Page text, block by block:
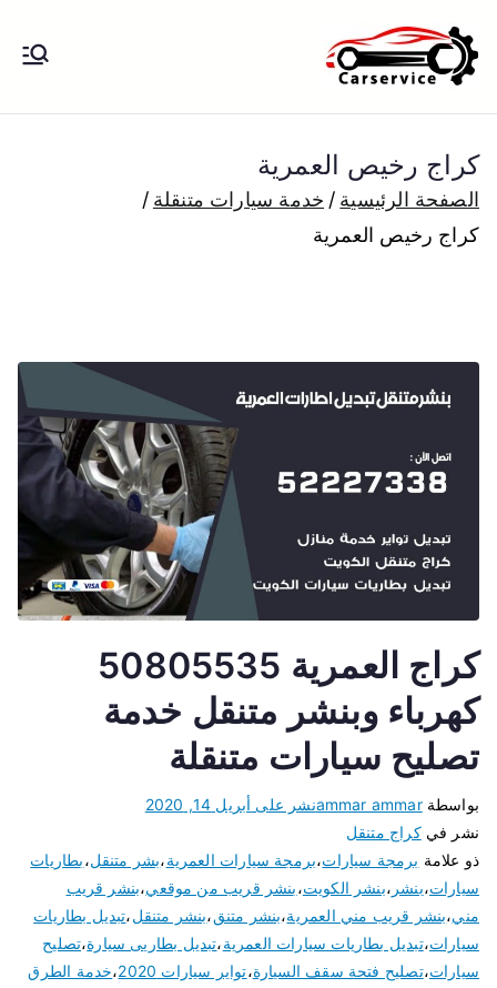
إلى
المحتوى
بنشر متنقل الكويت كهرباء وبنشر تبديل
بارخص الاسعار
كراج رخيص العمرية
الصفحة الرئيسية
خدمة سيارات متنقلة
كراج رخيص العمرية
كراج العمرية 50805535
كهرباء وبنشر متنقل خدمة
تصليح سيارات متنقلة
بواسطةammar ammarنشر على أبريل 14, 2020
نشر فيكراج متنقل
ذو علامة برمجة سيارات،برمجة سيارات العمرية،بشر متنقل،بطاريات
سيارات،بنشر ،بنشر الكويت،بنشر قريب من موقعي،بنشر قريب
مني،بنشر قريب مني العمرية،بنشر متنق،بنشر متنقل،تبديل بطاريات
سيارات،تبديل بطاريات سيارات العمرية،تبديل بطاريى سيارة،تصليح
سيارات،تصليح فتحة سقف السيارة،تواير سيارات 2020 ،خدمة الطرق